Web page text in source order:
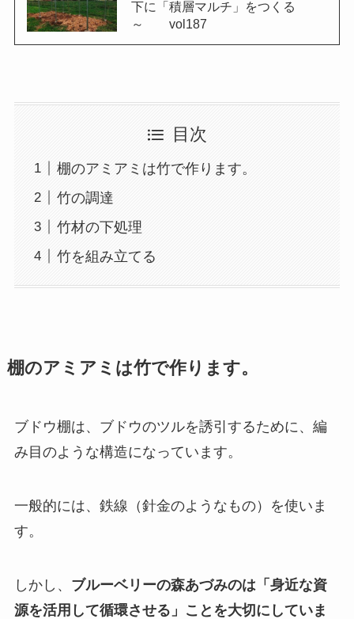
下に「積層マルチ」をつくる
～ vol187
目次
棚のアミアミは竹で作ります。
竹の調達
竹材の下処理
竹を組み立てる
棚のアミアミは竹で作ります。
ブドウ棚は、ブドウのツルを誘引するために、編
み目のような構造になっています。
一般的には、鉄線（針金のようなもの）を使いま
す。
しかし、 ブルーベリーの森あづみのは「身近な資
源を活用して循環させる」ことを大切にしていま